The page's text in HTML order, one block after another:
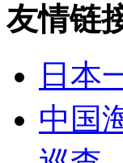
友情链
日本
中国